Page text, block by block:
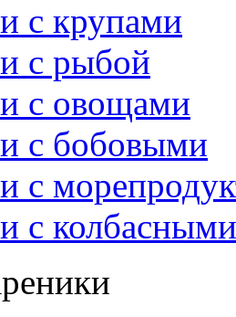
с крупами
с рыбой
с овощами
с бобовыми
с
с